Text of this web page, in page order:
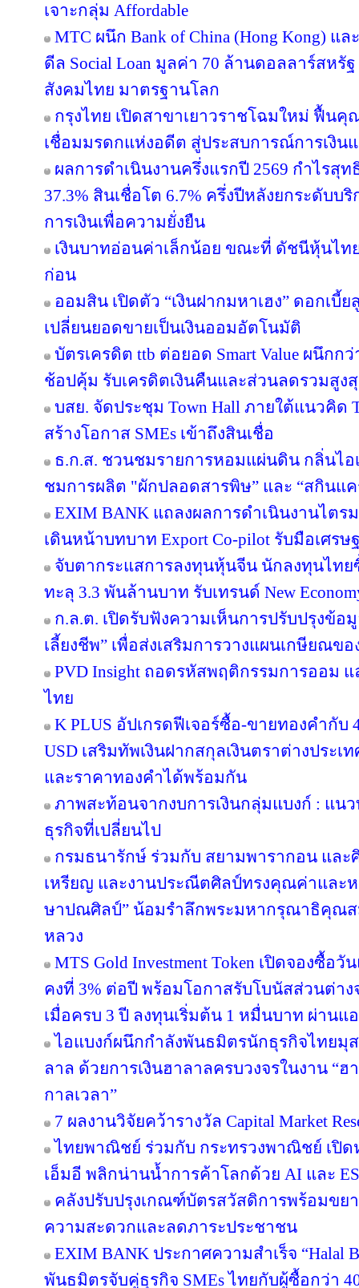
เจาะกลุ่ม Affordable
MTC ผนึก Bank of China (Hong Kong) แล
ดีล Social Loan มูลค่า 70 ล้านดอลลาร์สห
สังคมไทย มาตรฐานโลก
กรุงไทย เปิดสาขาเยาวราชโฉมใหม่ ฟื้น
เชื่อมมรดกแห่งอดีต สู่ประสบการณ์การเงิน
ผลการดำเนินงานครึ่งแรกปี 2569 กำไรสุท
37.3% สินเชื่อโต 6.7% ครึ่งปีหลังยกระดับบ
การเงินเพื่อความยั่งยืน
เงินบาทอ่อนค่าเล็กน้อย ขณะที่ ดัชนีหุ้นไท
ก่อน
ออมสิน เปิดตัว “เงินฝากมหาเฮง” ดอกเบี้
เปลี่ยนยอดขายเป็นเงินออมอัตโนมัติ
บัตรเครดิต ttb ต่อยอด Smart Value ผนึก
ช้อปคุ้ม รับเครดิตเงินคืนและส่วนลดรวมสูง
บสย. จัดประชุม Town Hall ภายใต้แนวคิด
สร้างโอกาส SMEs เข้าถึงสินเชื่อ
ธ.ก.ส. ชวนชมรายการหอมแผ่นดิน กลิ่นไ
ชมการผลิต "ผักปลอดสารพิษ” และ “สกินแ
EXIM BANK แถลงผลการดำเนินงานไตร
เดินหน้าบทบาท Export Co-pilot รับมือเศรษ
จับตากระแสการลงทุนหุ้นจีน นักลงทุนไทยซื้
ทะลุ 3.3 พันล้านบาท รับเทรนด์ New
ก.ล.ต. เปิดรับฟังความเห็นการปรับปรุงข้อ
เลี้ยงชีพ” เพื่อส่งเสริมการวางแผนเกษียณข
PVD Insight ถอดรหัสพฤติกรรมการออม
ไทย
K PLUS อัปเกรดฟีเจอร์ซื้อ-ขายทองคำกับ
USD เสริมทัพเงินฝากสกุลเงินตราต่างประเ
และราคาทองคำได้พร้อมกัน
ภาพสะท้อนจากงบการเงินกลุ่มแบงก์ : แ
ธุรกิจที่เปลี่ยนไป
กรมธนารักษ์ ร่วมกับ สยามพารากอน แล
เหรียญ และงานประณีตศิลป์ทรงคุณค่าและ
ษาปณศิลป์” น้อมรำลึกพระมหากรุณาธิคุณ
หลวง
MTS Gold Investment Token เปิดจองซื้อ
คงที่ 3% ต่อปี พร้อมโอกาสรับโบนัสส่วนต่า
เมื่อครบ 3 ปี ลงทุนเริ่มต้น 1 หมื่นบาท ผ่านแ
ไอแบงก์ผนึกกำลังพันธมิตรนักธุรกิจไทยมุ
ลาล ด้วยการเงินฮาลาลครบวงจรในงาน “
กาลเวลา”
7 ผลงานวิจัยคว้ารางวัล Capital Market
ไทยพาณิชย์ ร่วมกับ กระทรวงพาณิชย์ เปิด
เอ็มอี พลิกน่านน้ำการค้าโลกด้วย AI และ
คลังปรับปรุงเกณฑ์บัตรสวัสดิการพร้อมขย
ความสะดวกและลดภาระประชาชน
EXIM BANK ประกาศความสำเร็จ “Halal
พันธมิตรจับคู่ธุรกิจ SMEs ไทยกับผู้ซื้อกว่า